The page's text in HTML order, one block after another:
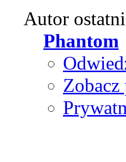
Autor
Phantom
Zobacz